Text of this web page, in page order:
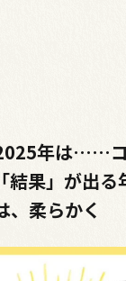
年は……
結果」が出る
、柔らかく